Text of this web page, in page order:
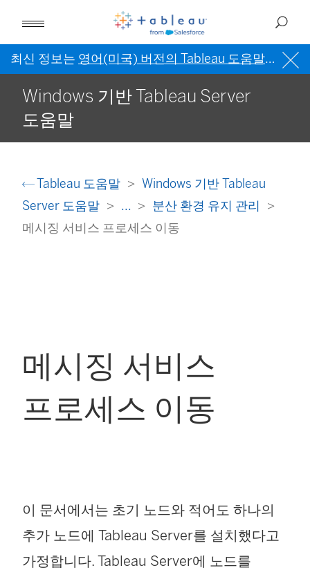
최신 정보는 영어(미국) 버전의 Tableau 도움말을 참조
Windows 기반 Tableau Server
도움말
Tableau 도움말
Windows 기반 Tableau
Server 도움말
...
분산 환경 유지 관리
메시징 서비스 프로세스 이동
메시징 서비스
프로세스 이동
이 문서에서는 초기 노드와 적어도 하나의
추가 노드에 Tableau Server를 설치했다고
가정합니다. Tableau Server에 노드를